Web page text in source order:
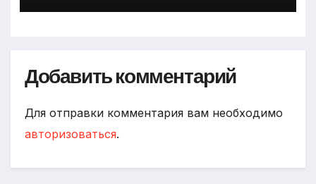
Добавить комментарий
Для отправки комментария вам необходимо
авторизоваться.